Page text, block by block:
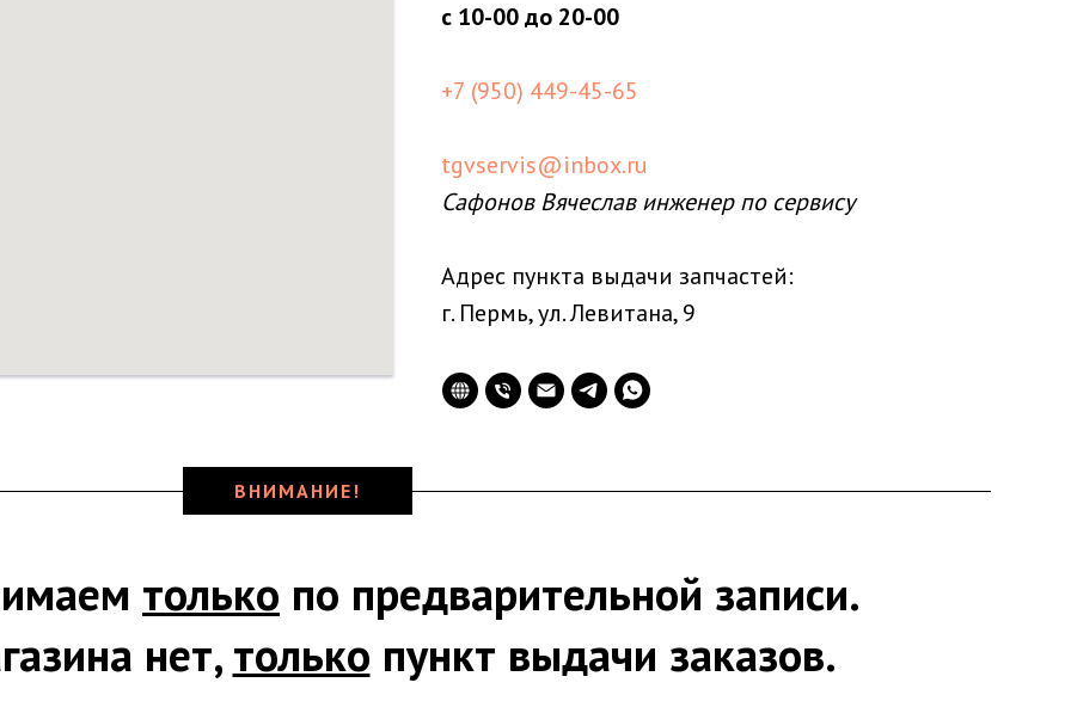
с 10-00 до 20-00
+7 (950) 449-45-65
tgvservis@inbox.ru
Сафонов Вячеслав инженер по сервису
Адрес пункта выдачи запчастей:
г. Пермь, ул. Левитана, 9
ВНИМАНИЕ!
только по предварительной записи.
нет, только пункт выдачи заказов.